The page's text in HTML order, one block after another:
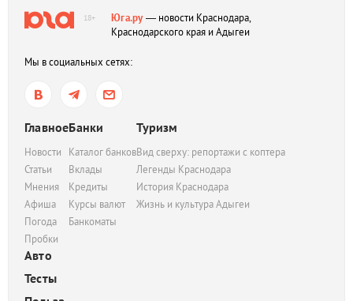
18+ Юга.ру— новости Краснодара,
Краснодарского края и Адыгеи
Мы в социальных сетях:
Главное
Новости
Статьи
Мнения
Афиша
Погода
Пробки
Банки
Каталог банков
Вклады
Кредиты
Курсы валют
Банкоматы
Туризм
Вид сверху: репортажи с коптера
Легенды Краснодара
История Краснодара
Жизнь и культура Адыгеи
Авто
Тесты